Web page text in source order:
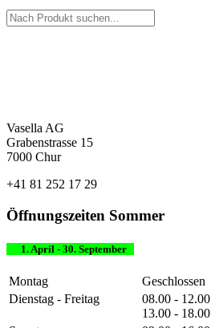
Vasella AG
Grabenstrasse 15
7000 Chur
+41 81 252 17 29
Öffnungszeiten Sommer
1. April - 30. September
Montag
Geschlossen
Dienstag - Freitag
08.00 - 12.00
13.00 - 18.00